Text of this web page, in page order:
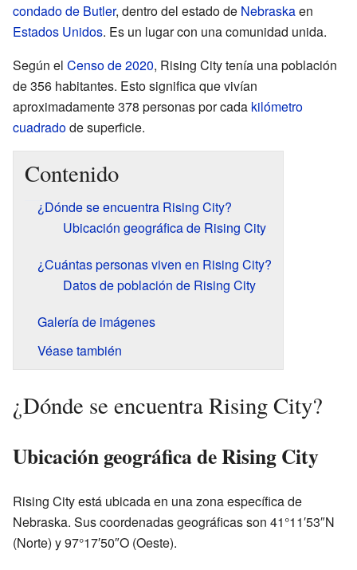
condado de Butler, dentro del estado de Nebraskaen
Estados Unidos. Es un lugar con una comunidad unida.
Según el Censo de 2020, Rising City tenía una población
de 356 habitantes. Esto significa que vivían
aproximadamente 378 personas por cada kilómetro
cuadradode superficie.
Contenido
¿Dónde se encuentra Rising City?
Ubicación geográfica de Rising City
¿Cuántas personas viven en Rising City?
Datos de población de Rising City
Galería de imágenes
Véase también
¿Dónde se encuentra Rising City?
Ubicación geográfica de Rising City
Rising City está ubicada en una zona específica de
Nebraska. Sus coordenadas geográficas son 41°11′53″N
(Norte) y 97°17′50″O (Oeste).